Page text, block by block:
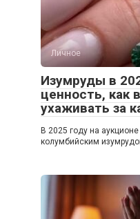
Личное
Изумруды в
ценность, как
ухаживать за
В 2025 году на
колумбийским